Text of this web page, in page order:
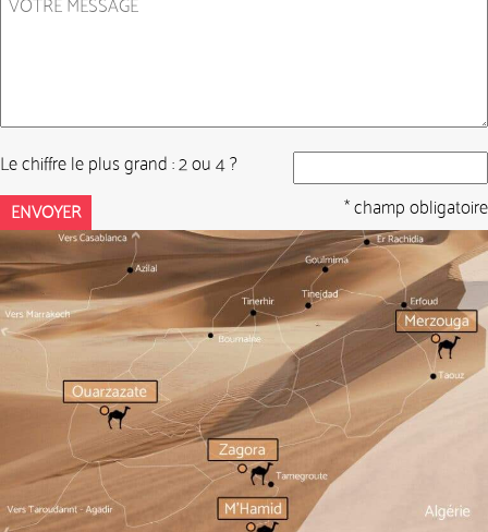
Le chiffre le plus grand : 2 ou 4 ?
* champ obligatoire